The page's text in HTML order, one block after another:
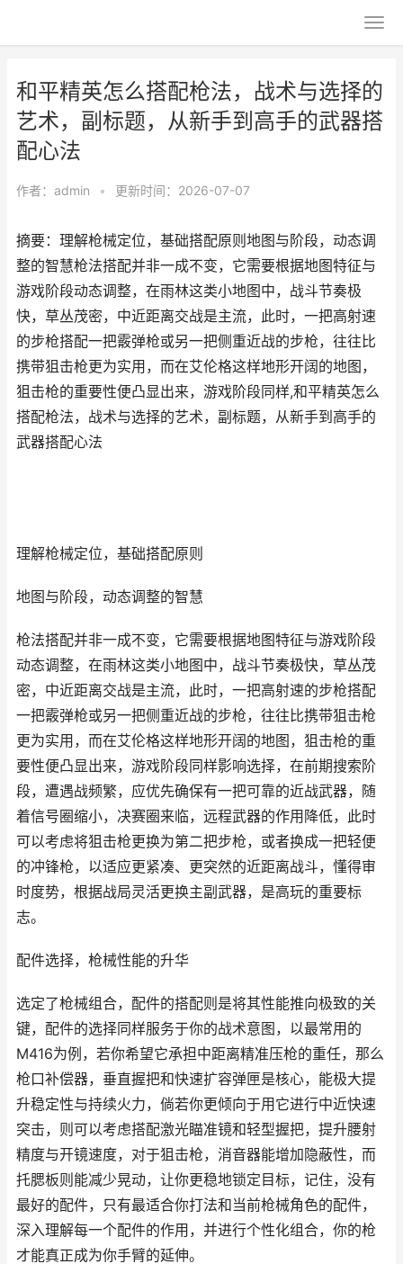
和平精英怎么搭配枪法，战术与选择的
艺术，副标题，从新手到高手的武器搭
配心法
作者： admin • 更新时间：2026-07-07
摘要：理解枪械定位，基础搭配原则地图与阶段，动态调
整的智慧枪法搭配并非一成不变，它需要根据地图特征与
游戏阶段动态调整，在雨林这类小地图中，战斗节奏极
快，草丛茂密，中近距离交战是主流，此时，一把高射速
的步枪搭配一把霰弹枪或另一把侧重近战的步枪，往往比
携带狙击枪更为实用，而在艾伦格这样地形开阔的地图，
狙击枪的重要性便凸显出来，游戏阶段同样,和平精英怎么
搭配枪法，战术与选择的艺术，副标题，从新手到高手的
武器搭配心法
理解枪械定位，基础搭配原则
地图与阶段，动态调整的智慧
枪法搭配并非一成不变，它需要根据地图特征与游戏阶段
动态调整，在雨林这类小地图中，战斗节奏极快，草丛茂
密，中近距离交战是主流，此时，一把高射速的步枪搭配
一把霰弹枪或另一把侧重近战的步枪，往往比携带狙击枪
更为实用，而在艾伦格这样地形开阔的地图，狙击枪的重
要性便凸显出来，游戏阶段同样影响选择，在前期搜索阶
段，遭遇战频繁，应优先确保有一把可靠的近战武器，随
着信号圈缩小，决赛圈来临，远程武器的作用降低，此时
可以考虑将狙击枪更换为第二把步枪，或者换成一把轻便
的冲锋枪，以适应更紧凑、更突然的近距离战斗，懂得审
时度势，根据战局灵活更换主副武器，是高玩的重要标
志。
配件选择，枪械性能的升华
选定了枪械组合，配件的搭配则是将其性能推向极致的关
键，配件的选择同样服务于你的战术意图，以最常用的
M416为例，若你希望它承担中距离精准压枪的重任，那么
枪口补偿器，垂直握把和快速扩容弹匣是核心，能极大提
升稳定性与持续火力，倘若你更倾向于用它进行中近快速
突击，则可以考虑搭配激光瞄准镜和轻型握把，提升腰射
精度与开镜速度，对于狙击枪，消音器能增加隐蔽性，而
托腮板则能减少晃动，让你更稳地锁定目标，记住，没有
最好的配件，只有最适合你打法和当前枪械角色的配件，
深入理解每一个配件的作用，并进行个性化组合，你的枪
才能真正成为你手臂的延伸。